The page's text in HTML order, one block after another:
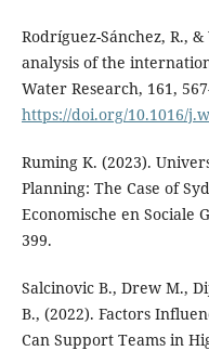
Rodríguez-Sánchez, R.,
analysis of the
Water Research, 161,
https://doi.org/10.1016/
Ruming K. (2023).
Planning: The Case of
Economische en Sociale
399.
Salcinovic B., Drew M.,
B., (2022). Factors
Can Support Teams in